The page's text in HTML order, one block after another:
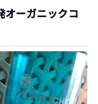
オーガニックコ